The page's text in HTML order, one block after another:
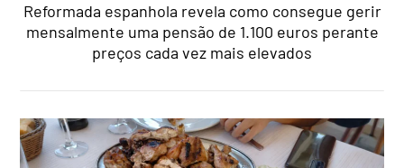
Reformada espanhola revela como consegue gerir
mensalmente uma pensão de 1.100 euros perante
preços cada vez mais elevados